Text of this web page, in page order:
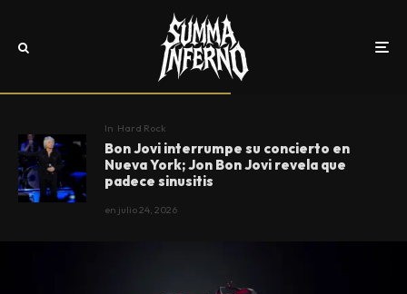
In Hard Rock
Bon Jovi interrumpe su concierto en
Nueva York; Jon Bon Jovi revela que
padece sinusitis
en julio 24, 2026